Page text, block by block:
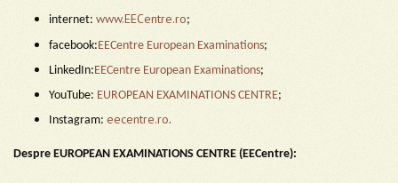
internet: www.EECentre.ro;
facebook:EECentre European Examinations;
LinkedIn:EECentre European Examinations;
YouTube: EUROPEAN EXAMINATIONS CENTRE;
Instagram: eecentre.ro.
Despre EUROPEAN EXAMINATIONS CENTRE (EECentre):